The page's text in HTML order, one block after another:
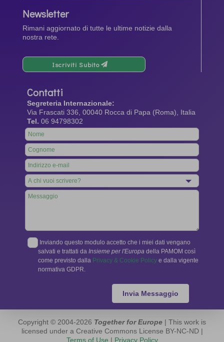
Newsletter
Rimani aggiornato di tutte le ultime notizie dalla
nostra rete.
Iscriviti Subito
Contatti
Segreteria Internazionale:
Via Frascati 336, 00040 Rocca di Papa (Roma), Italia
Tel. 06 94798302
Leave
this
field
blank
Inviando questo modulo accetto che i miei dati vengano
salvati e trattati da Insieme per l'Europa della PAMOM così
come previsto dalla Privacy & Cookie Policy e dalla vigente
normativa GDPR.
Invia Messaggio
Copyright © 2004-2026 Together for Europe | This work is
licensed under a Creative Commons License BY-NC-ND |
Terms of Use | Privacy Policy